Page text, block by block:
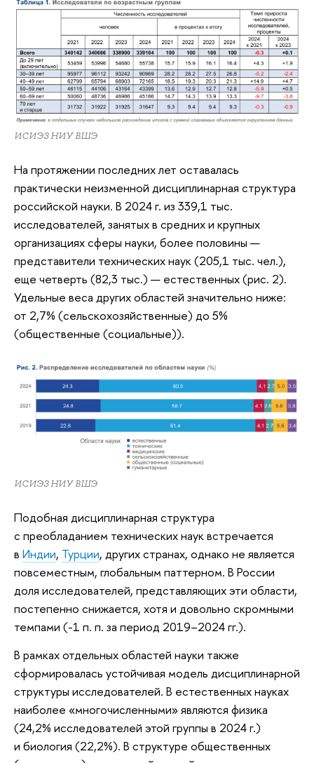
ИСИЭЗ НИУ ВШЭ
На протяжении последних лет оставалась
практически неизменной дисциплинарная структура
российской науки. В 2024 г. из 339,1 тыс.
исследователей, занятых в средних и крупных
организациях сферы науки, более половины —
представители технических наук (205,1 тыс. чел.),
еще четверть (82,3 тыс.) — естественных (рис. 2).
Удельные веса других областей значительно ниже:
от 2,7% (сельскохозяйственные) до 5%
(общественные (социальные)).
ИСИЭЗ НИУ ВШЭ
Подобная дисциплинарная структура
с преобладанием технических наук встречается
в Индии, Турции, других странах, однако не является
повсеместным, глобальным паттерном. В России
доля исследователей, представляющих эти области,
постепенно снижается, хотя и довольно скромными
темпами (-1 п. п. за период 2019–2024 гг.).
В рамках отдельных областей науки также
сформировалась устойчивая модель дисциплинарной
структуры исследователей. В естественных науках
наиболее «многочисленными» являются физика
(24,2% исследователей этой группы в 2024 г.)
и биология (22,2%). В структуре общественных